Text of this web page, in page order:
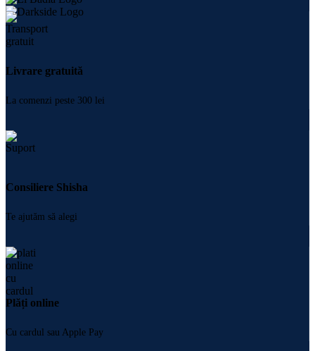
Livrare gratuită
La comenzi peste 300 lei
Consiliere Shisha
Te ajutăm să alegi
Plăți online
Cu cardul sau Apple Pay